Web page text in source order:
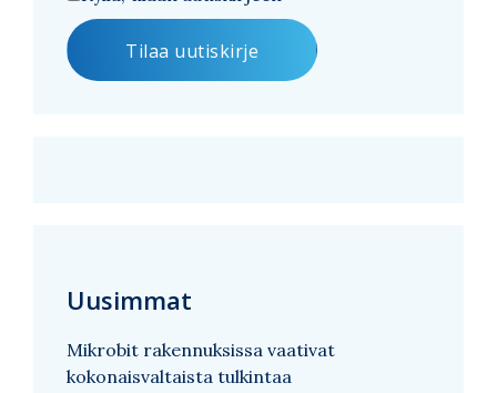
Uusimmat
Mikrobit rakennuksissa vaativat
kokonaisvaltaista tulkintaa